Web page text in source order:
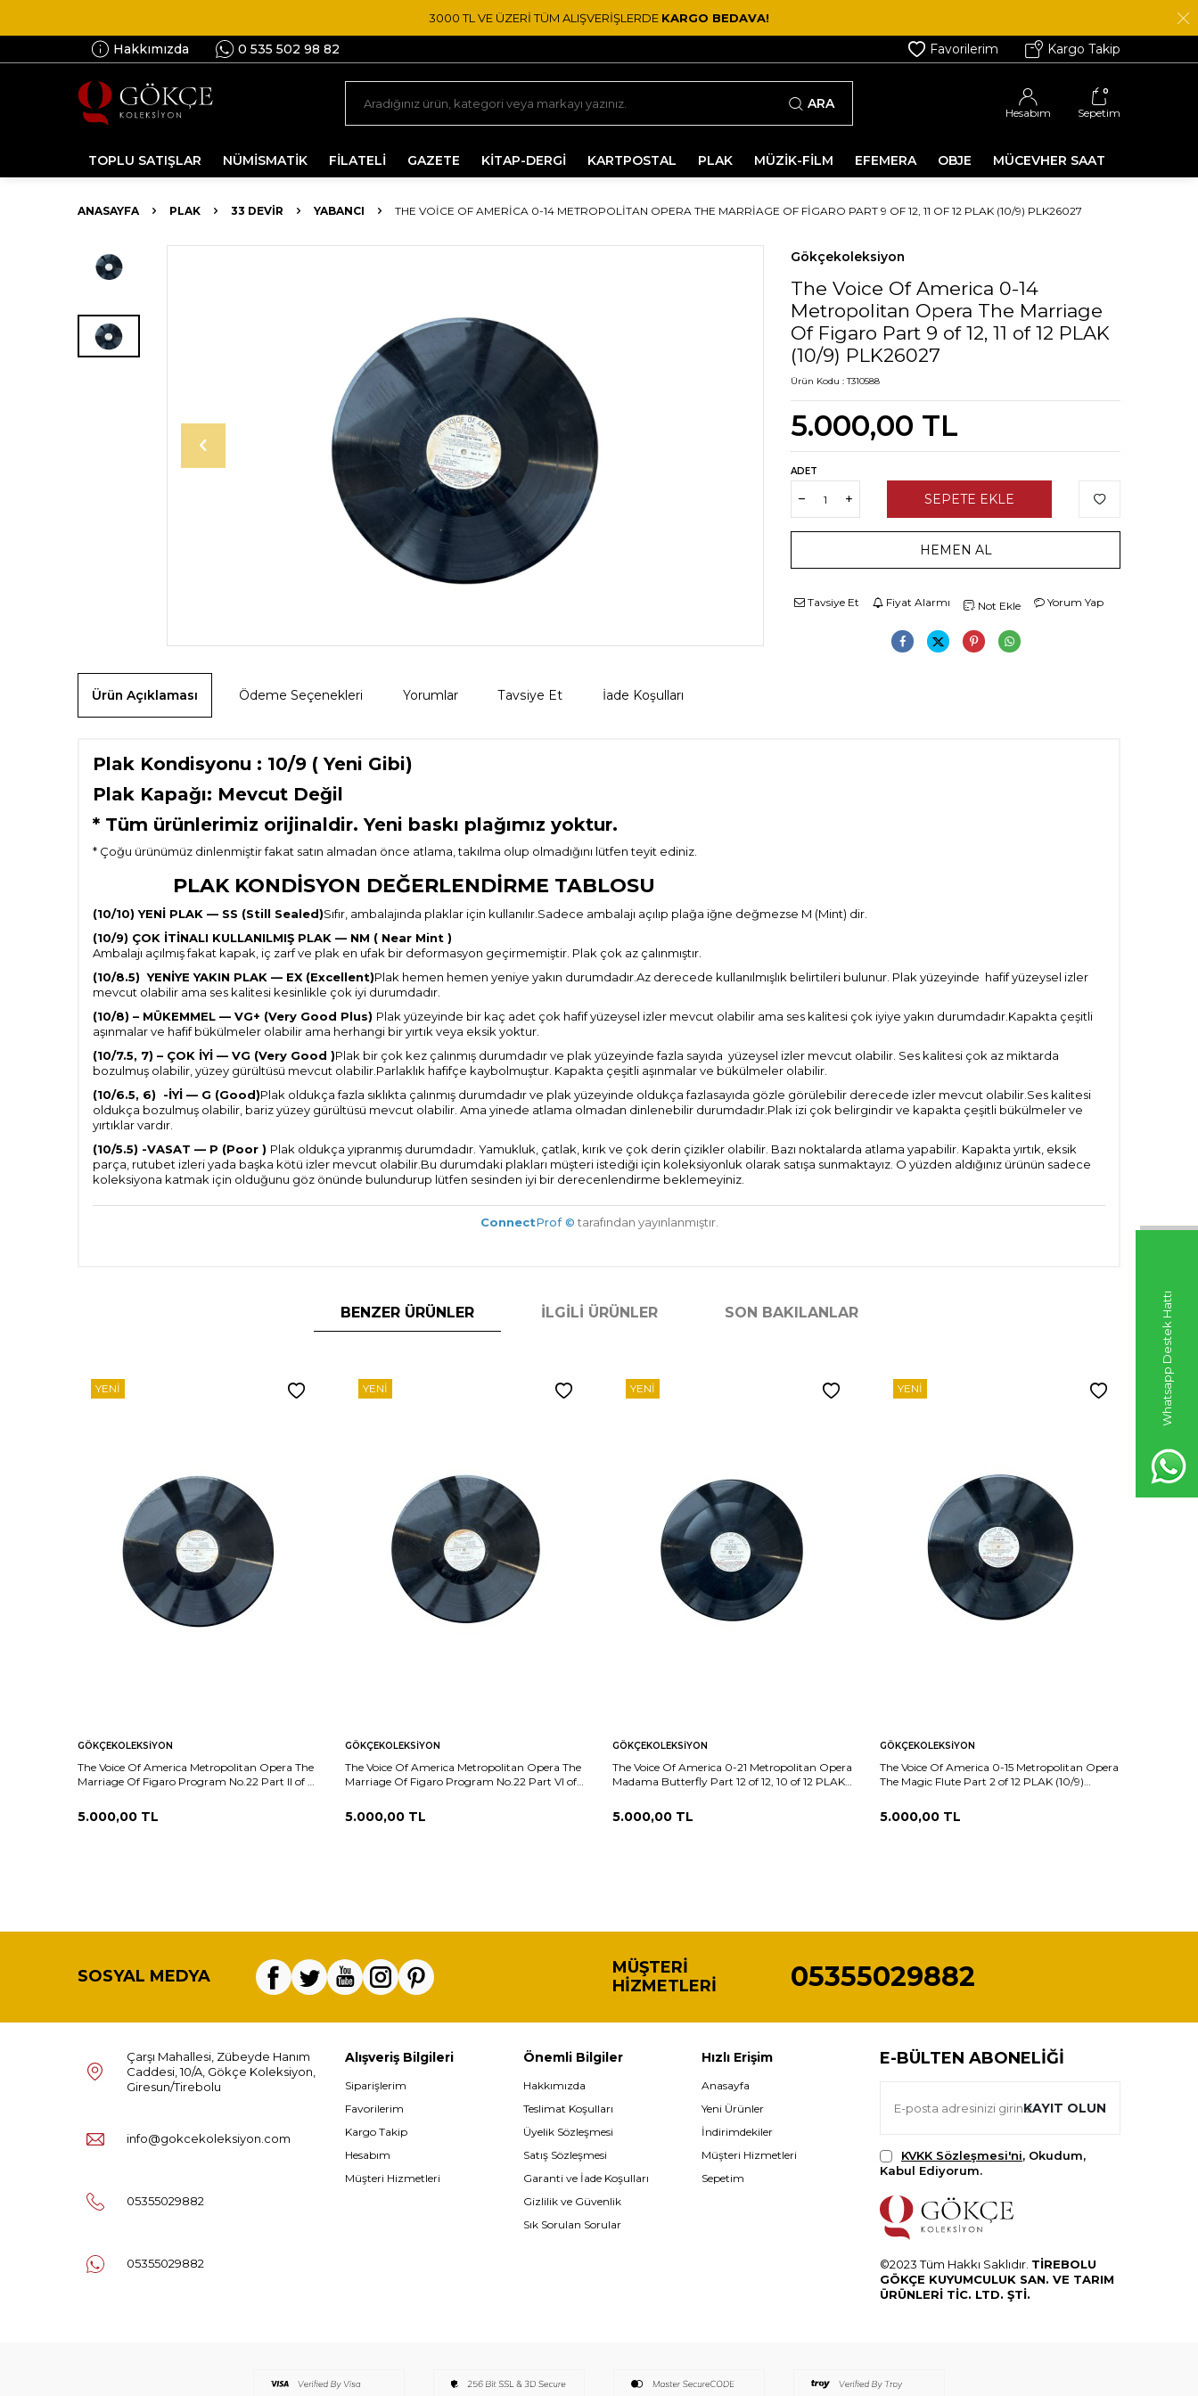
Whatsapp Destek Hattı
3000 TL VE ÜZERİ TÜM ALIŞVERİŞLERDE KARGO BEDAVA!
Hakkımızda 0 535 502 98 82 Favorilerim Kargo Takip
ARA
Hesabım
0
Sepetim
TOPLU SATIŞLAR NÜMİSMATİK FİLATELİ GAZETE KİTAP-DERGİ KARTPOSTAL PLAK MÜZİK-FİLM EFEMERA OBJE MÜCEVHER SAAT
ANASAYFA PLAK 33 DEVIR YABANCI THE VOICE OF AMERICA 0-14 METROPOLITAN OPERA THE MARRIAGE OF FIGARO PART 9 OF 12, 11 OF 12 PLAK (10/9) PLK26027
Gökçekoleksiyon
The Voice Of America 0-14
Metropolitan Opera The Marriage
Of Figaro Part 9 of 12, 11 of 12 PLAK
(10/9) PLK26027
Ürün Kodu :T310588
5.000,00 TL
ADET
SEPETE EKLE
HEMEN AL
Tavsiye Et Fiyat Alarmı Not Ekle Yorum Yap
Ürün Açıklaması Ödeme Seçenekleri Yorumlar Tavsiye Et İade Koşulları
Plak Kondisyonu : 10/9 ( Yeni Gibi)
Plak Kapağı: Mevcut Değil
* Tüm ürünlerimiz orijinaldir. Yeni baskı plağımız yoktur.
* Çoğu ürünümüz dinlenmiştir fakat satın almadan önce atlama, takılma olup olmadığını lütfen teyit ediniz.
PLAK KONDİSYON DEĞERLENDİRME TABLOSU
(10/10) YENİ PLAK — SS (Still Sealed)Sıfır, ambalajında plaklar için kullanılır.Sadece ambalajı açılıp plağa iğne değmezse M (Mint) dir.
(10/9) ÇOK İTİNALI KULLANILMIŞ PLAK — NM ( Near Mint )
Ambalajı açılmış fakat kapak, iç zarf ve plak en ufak bir deformasyon geçirmemiştir. Plak çok az çalınmıştır.
(10/8.5) YENİYE YAKIN PLAK — EX (Excellent)Plak hemen hemen yeniye yakın durumdadır.Az derecede kullanılmışlık belirtileri bulunur. Plak yüzeyinde hafif yüzeysel izler
mevcut olabilir ama ses kalitesi kesinlikle çok iyi durumdadır.
(10/8) – MÜKEMMEL — VG+ (Very Good Plus) Plak yüzeyinde bir kaç adet çok hafif yüzeysel izler mevcut olabilir ama ses kalitesi çok iyiye yakın durumdadır.Kapakta çeşitli
aşınmalar ve hafif bükülmeler olabilir ama herhangi bir yırtık veya eksik yoktur.
(10/7.5, 7) – ÇOK İYİ — VG (Very Good )Plak bir çok kez çalınmış durumdadır ve plak yüzeyinde fazla sayıda yüzeysel izler mevcut olabilir. Ses kalitesi çok az miktarda
bozulmuş olabilir, yüzey gürültüsü mevcut olabilir.Parlaklık hafifçe kaybolmuştur. Kapakta çeşitli aşınmalar ve bükülmeler olabilir.
(10/6.5, 6) -İYİ — G (Good)Plak oldukça fazla sıklıkta çalınmış durumdadır ve plak yüzeyinde oldukça fazlasayıda gözle görülebilir derecede izler mevcut olabilir.Ses kalitesi
oldukça bozulmuş olabilir, bariz yüzey gürültüsü mevcut olabilir. Ama yinede atlama olmadan dinlenebilir durumdadır.Plak izi çok belirgindir ve kapakta çeşitli bükülmeler ve
yırtıklar vardır.
(10/5.5) -VASAT — P (Poor ) Plak oldukça yıpranmış durumdadır. Yamukluk, çatlak, kırık ve çok derin çizikler olabilir. Bazı noktalarda atlama yapabilir. Kapakta yırtık, eksik
parça, rutubet izleri yada başka kötü izler mevcut olabilir.Bu durumdaki plakları müşteri istediği için koleksiyonluk olarak satışa sunmaktayız. O yüzden aldığınız ürünün sadece
koleksiyona katmak için olduğunu göz önünde bulundurup lütfen sesinden iyi bir derecenlendirme beklemeyiniz.
ConnectProf © tarafından yayınlanmıştır.
BENZER ÜRÜNLER İLGILI ÜRÜNLER SON BAKILANLAR
YENI
GÖKÇEKOLEKSIYON
The Voice Of America Metropolitan Opera The
Marriage Of Figaro Program No.22 Part II of XI
5.000,00 TL
YENI
GÖKÇEKOLEKSIYON
The Voice Of America Metropolitan Opera The
Marriage Of Figaro Program No.22 Part VI of
5.000,00 TL
YENI
GÖKÇEKOLEKSIYON
The Voice Of America 0-21 Metropolitan Opera
Madama Butterfly Part 12 of 12, 10 of 12 PLAK
5.000,00 TL
YENI
GÖKÇEKOLEKSIYON
The Voice Of America 0-15 Metropolitan Opera
The Magic Flute Part 2 of 12 PLAK (10/9)
5.000,00 TL
YENI
SOSYAL MEDYA
MÜŞTERI
HIZMETLERI
05355029882
Çarşı Mahallesi, Zübeyde Hanım
Caddesi, 10/A, Gökçe Koleksiyon,
Giresun/Tirebolu
info@gokcekoleksiyon.com
05355029882
05355029882
Alışveriş Bilgileri
Siparişlerim
Favorilerim
Kargo Takip
Hesabım
Müşteri Hizmetleri
Önemli Bilgiler
Hakkımızda
Teslimat Koşulları
Üyelik Sözleşmesi
Satış Sözleşmesi
Garanti ve İade Koşulları
Gizlilik ve Güvenlik
Sık Sorulan Sorular
Hızlı Erişim
Anasayfa
Yeni Ürünler
İndirimdekiler
Müşteri Hizmetleri
Sepetim
E-BÜLTEN ABONELIĞI
KAYIT OLUN
KVKK Sözleşmesi'ni, Okudum,
Kabul Ediyorum.
©2023 Tüm Hakkı Saklıdır. TİREBOLU
GÖKÇE KUYUMCULUK SAN. VE TARIM
ÜRÜNLERİ TİC. LTD. ŞTİ.